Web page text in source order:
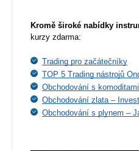
Kromě široké nabídky
kurzy zdarma:
Trading pro začátečníky
TOP 5 Trading nástrojů
Obchodování s
Obchodování zlata –
Obchodování s plynem –